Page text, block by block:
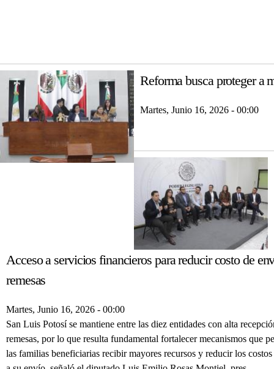
Reforma busca proteger a
Martes, Junio 16, 2026 - 00:00
Acceso a servicios financieros para reducir costo de
remesas
Martes, Junio 16, 2026 - 00:00
San Luis Potosí se mantiene entre las diez entidades con alta
remesas, por lo que resulta fundamental fortalecer mecanismos que
las familias beneficiarias recibir mayores recursos y reducir los costos